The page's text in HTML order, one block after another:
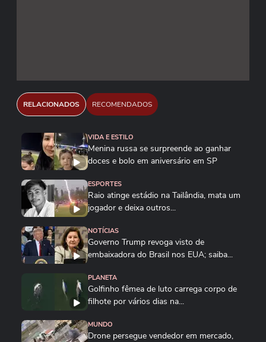
RELACIONADOS RECOMENDADOS
VIDA E ESTILO
Menina russa se surpreende ao ganhar
doces e bolo em aniversário em SP
ESPORTES
Raio atinge estádio na Tailândia, mata um
jogador e deixa outros...
NOTÍCIAS
Governo Trump revoga visto de
embaixadora do Brasil nos EUA; saiba...
PLANETA
Golfinho fêmea de luto carrega corpo de
filhote por vários dias na...
MUNDO
Drone persegue vendedor em mercado,